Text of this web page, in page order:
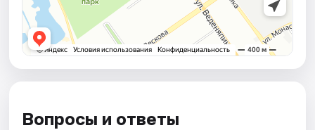
Вопросы и ответы